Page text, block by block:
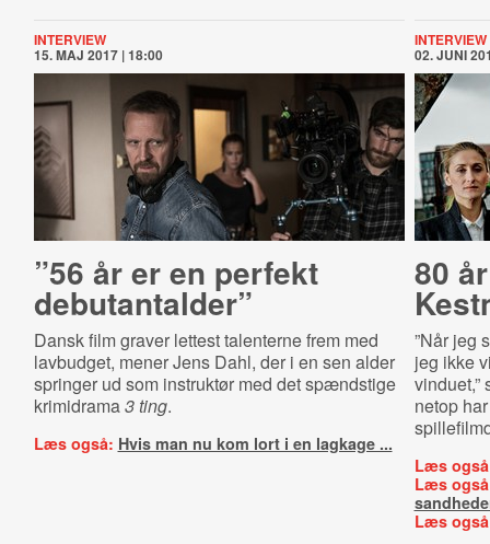
INTERVIEW
15. MAJ 2017 | 18:00
”56 år er en perfekt
debutantalder”
Dansk film graver lettest talenterne frem med
lavbudget, mener Jens Dahl, der i en sen alder
springer ud som instruktør med det spændstige
krimidrama3 ting.
Læs også: Hvis man nu kom lort i en lagkage ...
INTERVIEW
02. JUNI
80
”Når jeg
jeg ikke
vinduet,”
netop
Læs
Læs
Læs